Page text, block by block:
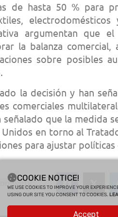
de hasta 50 % para
electrodomésticos
argumentan que el
la balanza comercial,
sobre posibles
la decisión y han
comerciales
que la medida
en torno al
para ajustar
Compartir:
COOKIE NOTICE!
WE USE COOKIES TO IMPROVE YOUR
USING OUR SITE YOU CONSENT TO COOKIES.
Accept